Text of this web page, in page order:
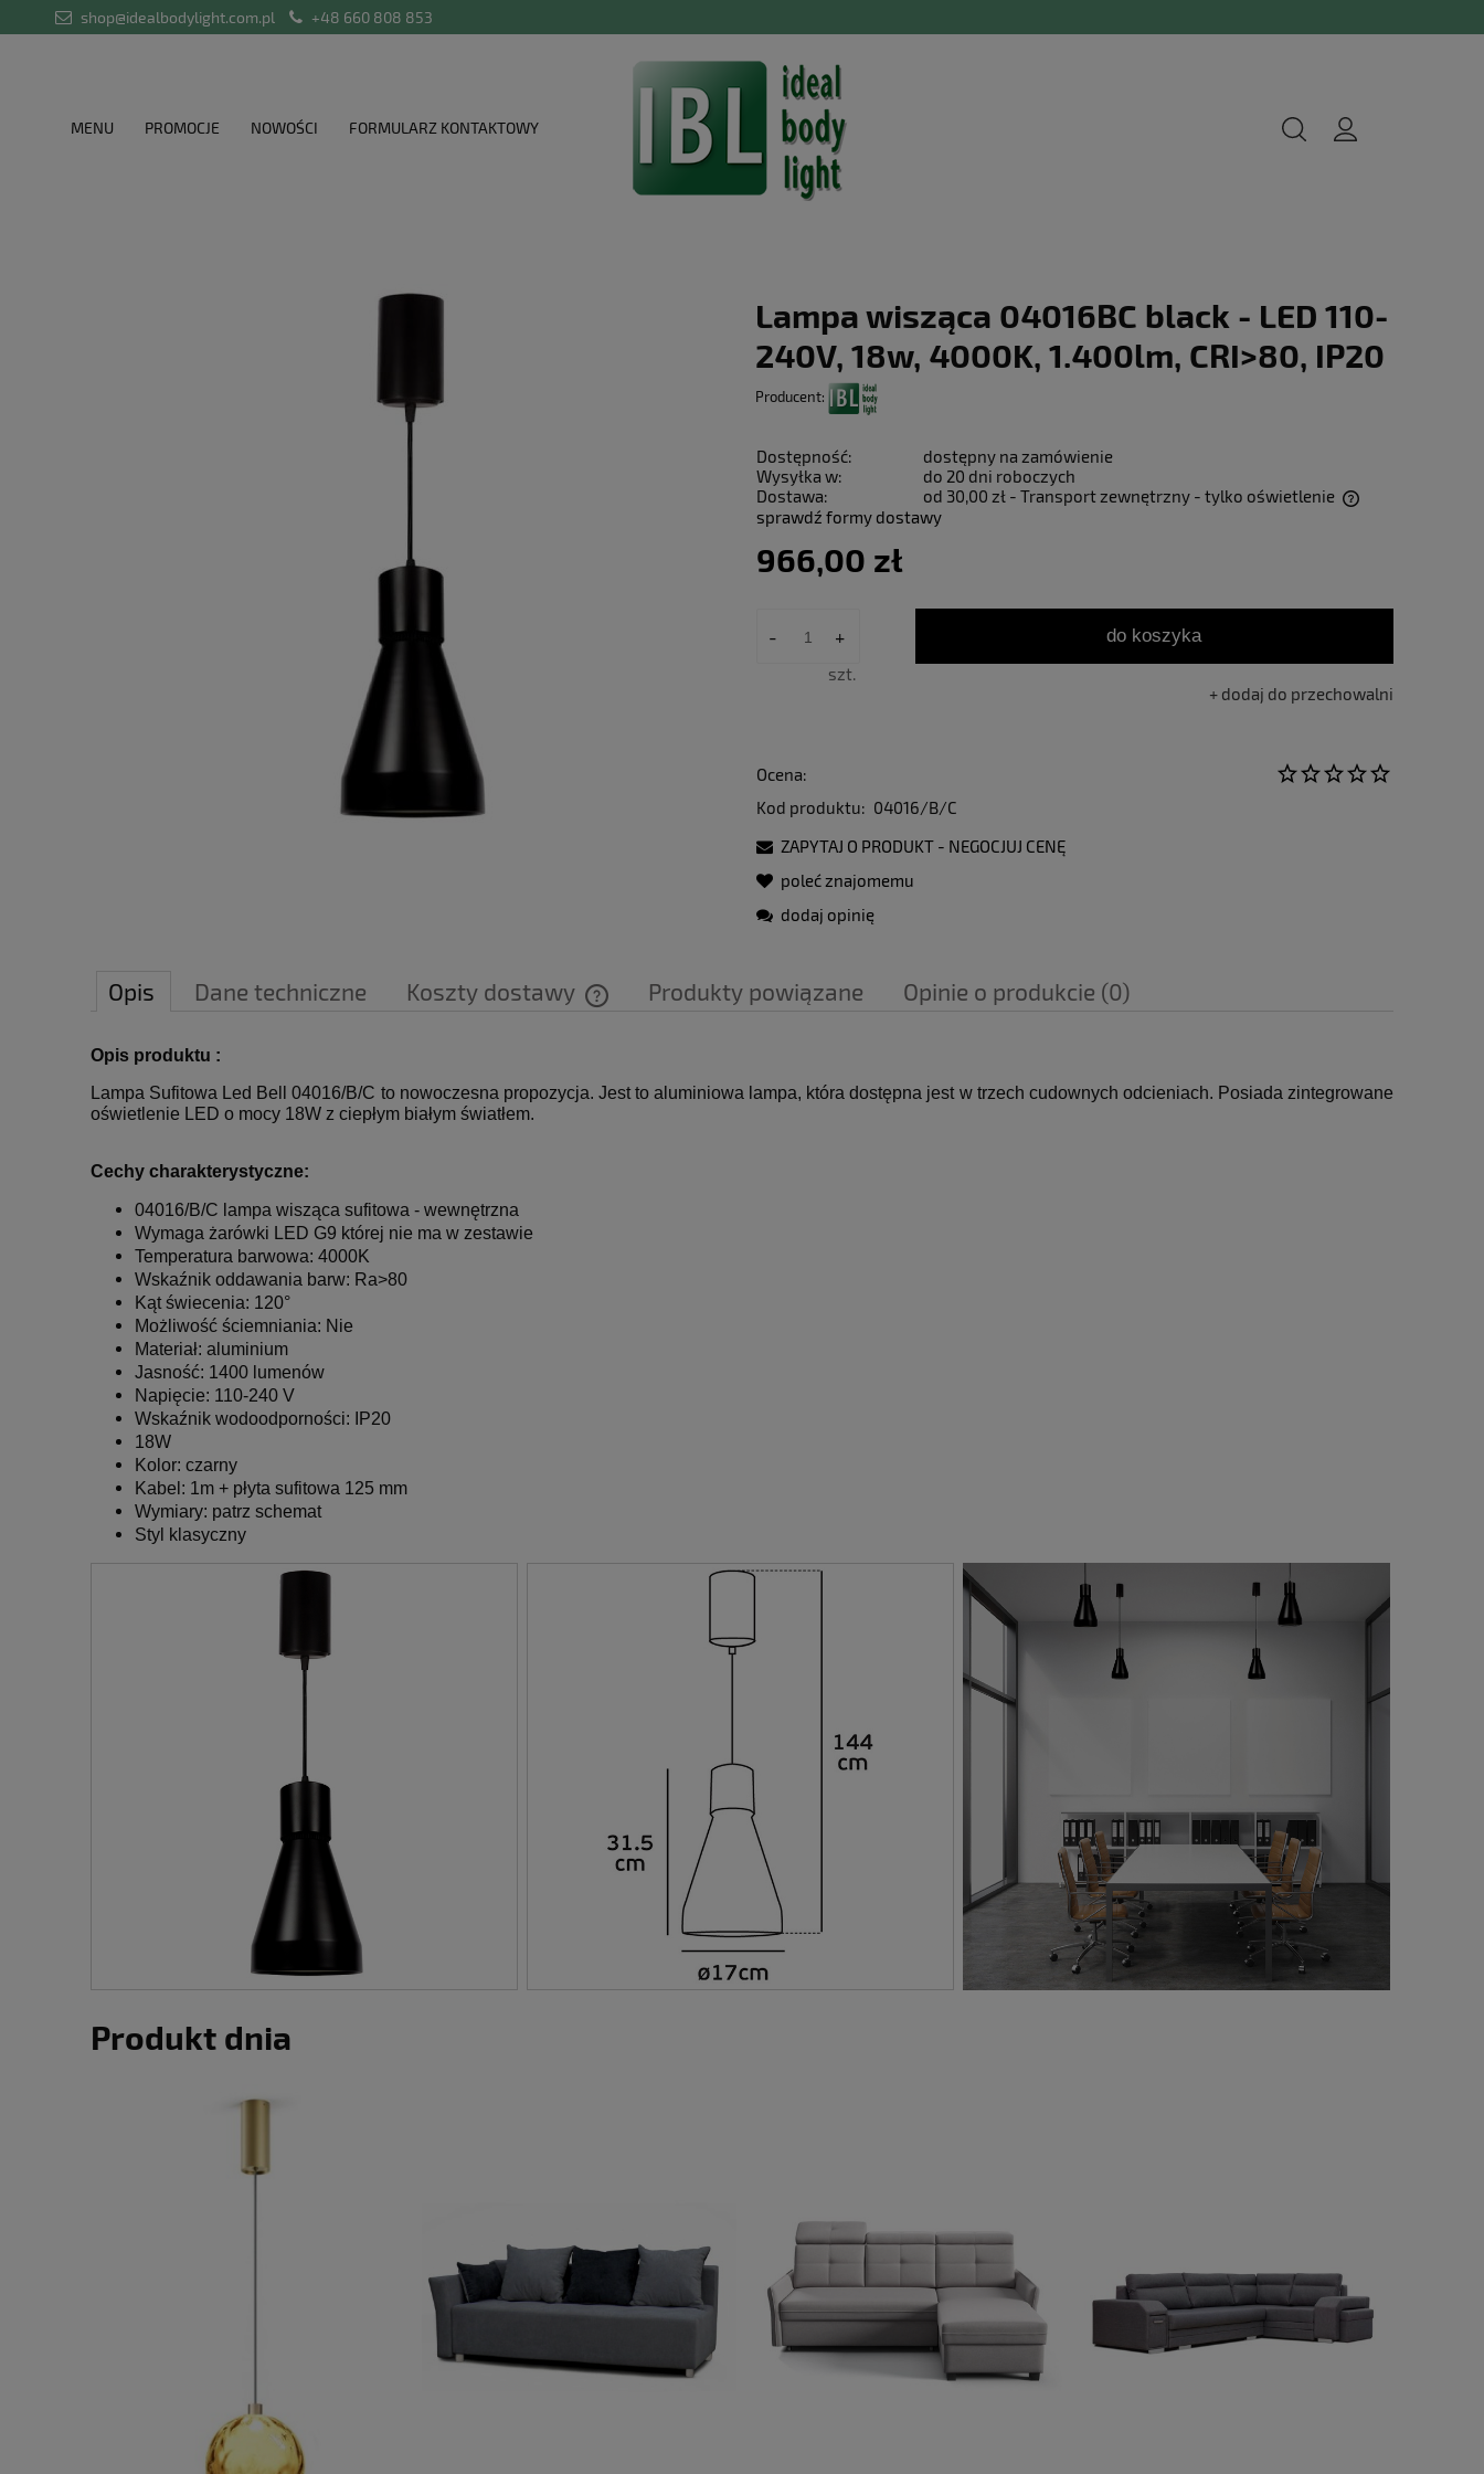
shop@idealbodylight.com.pl +48 660 808 853
MENU PROMOCJE NOWOŚCI FORMULARZ KONTAKTOWY
Lampa wisząca 04016BC black - LED 110-
240V, 18w, 4000K, 1.400lm, CRI>80, IP20
Producent:
Dostępność:
dostępny na zamówienie
Wysyłka w:
do 20 dni roboczych
Dostawa:
od 30,00 zł - Transport zewnętrzny - tylko oświetlenie
sprawdź formy dostawy
966,00 zł
- +
szt.
do koszyka
dodaj do przechowalni
Ocena:
Kod produktu: 04016/B/C
ZAPYTAJ O PRODUKT - NEGOCJUJ CENĘ
poleć znajomemu
dodaj opinię
Opis Dane techniczne Koszty dostawy Produkty powiązane Opinie o produkcie (0)
Opis produktu :
Lampa Sufitowa Led Bell 04016/B/C to nowoczesna propozycja. Jest to aluminiowa lampa, która dostępna jest w trzech cudownych odcieniach. Posiada zintegrowane
oświetlenie LED o mocy 18W z ciepłym białym światłem.
Cechy charakterystyczne:
04016/B/C lampa wisząca sufitowa - wewnętrzna
Wymaga żarówki LED G9 której nie ma w zestawie
Temperatura barwowa: 4000K
Wskaźnik oddawania barw: Ra>80
Kąt świecenia: 120°
Możliwość ściemniania: Nie
Materiał: aluminium
Jasność: 1400 lumenów
Napięcie: 110-240 V
Wskaźnik wodoodporności: IP20
18W
Kolor: czarny
Kabel: 1m + płyta sufitowa 125 mm
Wymiary: patrz schemat
Styl klasyczny
Produkt dnia